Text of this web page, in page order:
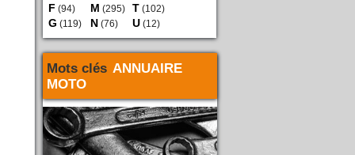
F (94)
G (119)
M (295)
N (76)
T (102)
U (12)
Mots clés ANNUAIRE
MOTO